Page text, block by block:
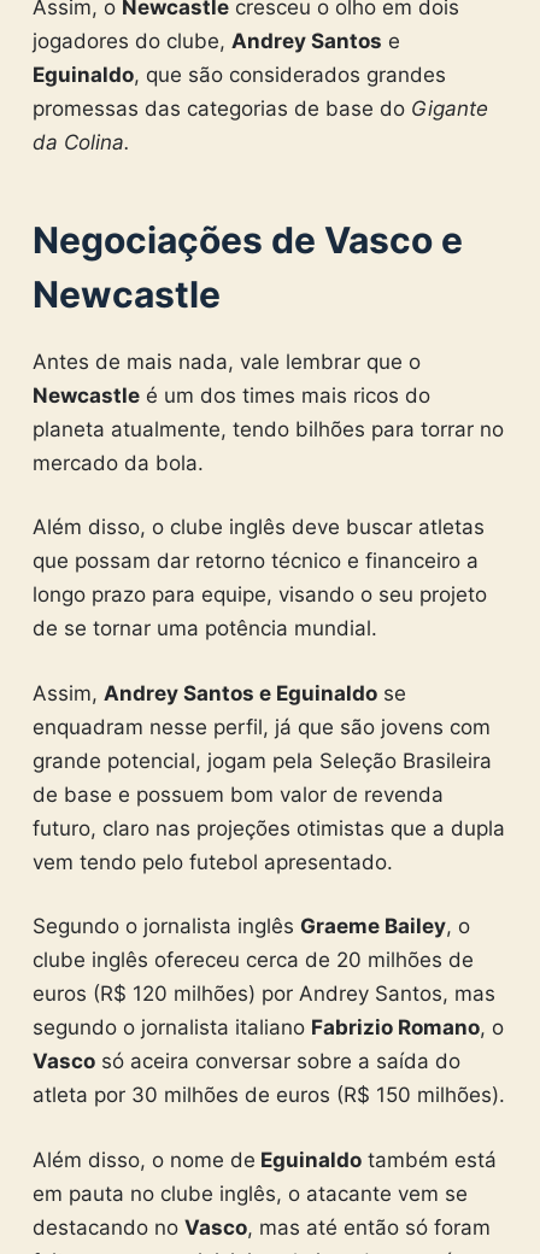
Assim, o Newcastlecresceu o olho em dois
jogadores do clube, Andrey Santos e
Eguinaldo, que são considerados grandes
promessas das categorias de base do Gigante
da Colina.
Negociações de Vasco e
Newcastle
Antes de mais nada, vale lembrar que o
Newcastleé um dos times mais ricos do
planeta atualmente, tendo bilhões para torrar no
mercado da bola.
Além disso, o clube inglês deve buscar atletas
que possam dar retorno técnico e financeiro a
longo prazo para equipe, visando o seu projeto
de se tornar uma potência mundial.
Assim, Andrey Santos e Eguinaldose
enquadram nesse perfil, já que são jovens com
grande potencial, jogam pela Seleção Brasileira
de base e possuem bom valor de revenda
futuro, claro nas projeções otimistas que a dupla
vem tendo pelo futebol apresentado.
Segundo o jornalista inglês Graeme Bailey, o
clube inglês ofereceu cerca de 20 milhões de
euros (R$ 120 milhões) por Andrey Santos, mas
segundo o jornalista italiano Fabrizio Romano, o
Vascosó aceira conversar sobre a saída do
atleta por 30 milhões de euros (R$ 150 milhões).
Além disso, o nome de Eguinaldotambém está
em pauta no clube inglês, o atacante vem se
destacando no Vasco, mas até então só foram